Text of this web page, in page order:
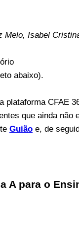
Isabel
abaixo).
plataforma CFAE
que ainda não
Guião e, de
A para o